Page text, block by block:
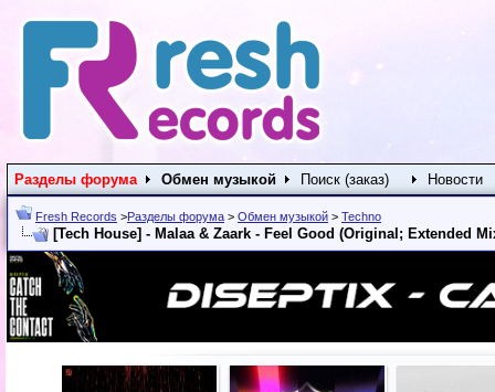
Разделы форума Обмен музыкой Поиск (заказ) Новости
Fresh Records >Разделы форума > Обмен музыкой > Techno
[Tech House] - Malaa & Zaark - Feel Good (Original; Extended